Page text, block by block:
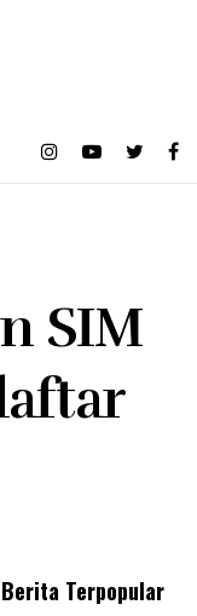
SIM
Berita Terpopular